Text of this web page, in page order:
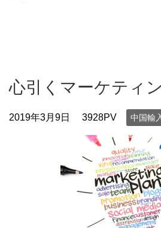
心引くマーケティ
2019年3月9日 3928PV 中国輸